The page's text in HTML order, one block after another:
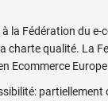
la Fédération du e-
charte qualité. La
Ecommerce
: partiellement